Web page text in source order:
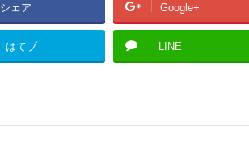
シェア Google+
はてブ LINE